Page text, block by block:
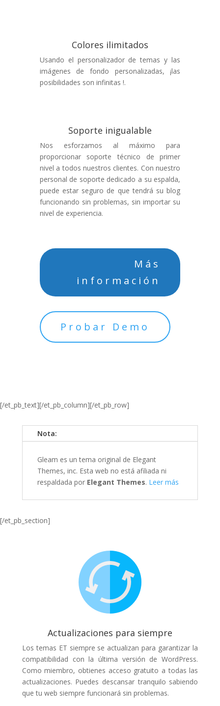
Colores ilimitados
Usando el personalizador de temas y las
imágenes de fondo personalizadas, ¡las
posibilidades son infinitas !.
Soporte inigualable
Nos esforzamos al máximo para
proporcionar soporte técnico de primer
nivel a todos nuestros clientes. Con nuestro
personal de soporte dedicado a su espalda,
puede estar seguro de que tendrá su blog
funcionando sin problemas, sin importar su
nivel de experiencia.
Más
información
Probar Demo
[/et_pb_text][/et_pb_column][/et_pb_row]
Nota:
Gleam es un tema original de Elegant
Themes, inc. Esta web no está afiliada ni
respaldada por Elegant Themes. Leer más
[/et_pb_section]
Actualizaciones para siempre
Los temas ET siempre se actualizan para garantizar la
compatibilidad con la última versión de WordPress.
Como miembro, obtienes acceso gratuito a todas las
actualizaciones. Puedes descansar tranquilo sabiendo
que tu web siempre funcionará sin problemas.